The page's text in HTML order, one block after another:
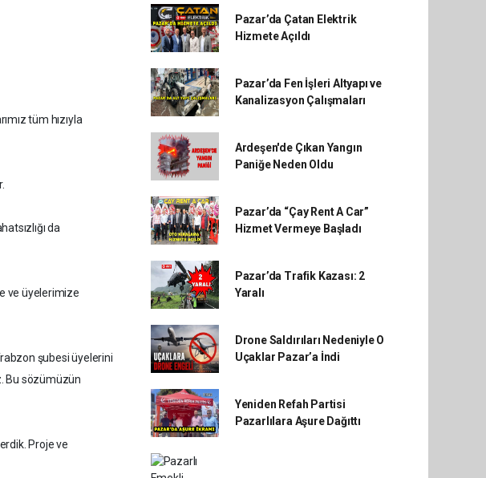
tüm hızıyla
da
ve üyelerimize
şubesi üyelerini
Bu sözümüzün
Proje ve
Pazar’da Çatan Elektrik
Hizmete Açıldı
Pazar’da Fen İşleri Altyapı ve
Kanalizasyon Çalışmaları
Ardeşen'de Çıkan Yangın
Paniğe Neden Oldu
Pazar’da “Çay Rent A Car”
Hizmet Vermeye Başladı
Pazar’da Trafik Kazası: 2
Yaralı
Drone Saldırıları Nedeniyle O
Uçaklar Pazar’a İndi
Yeniden Refah Partisi
Pazarlılara Aşure Dağıttı